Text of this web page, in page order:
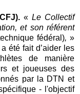
« Le Collectif
et son référent
fédéral), »
été fait d’aider les
de manière
et joueuses des
par la DTN et
- l'objectif